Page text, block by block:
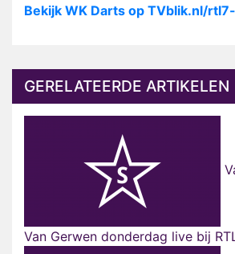
Bekijk WK Darts op TVblik.nl/
GERELATEERDE ARTIKELEN
Van Gerwen donderdag live bij